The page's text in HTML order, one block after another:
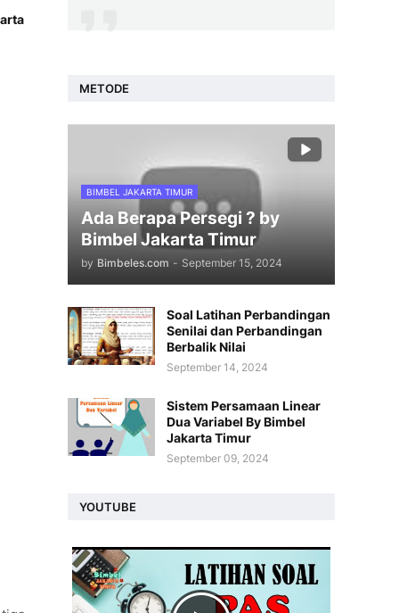
METODE
BIMBEL JAKARTA TIMUR
Ada Berapa Persegi ? by
Bimbel Jakarta Timur
by Bimbeles.com - September 15, 2024
Soal Latihan Perbandingan
Senilai dan Perbandingan
Berbalik Nilai
September 14, 2024
Sistem Persamaan Linear
Dua Variabel By Bimbel
Jakarta Timur
September 09, 2024
YOUTUBE